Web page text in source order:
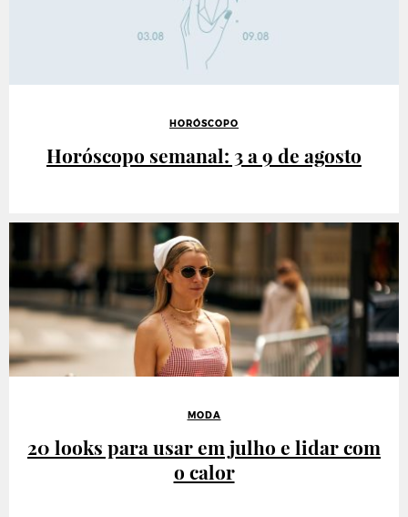
HORÓSCOPO
Horóscopo semanal: 3 a 9 de agosto
MODA
20 looks para usar em julho e lidar com
o calor